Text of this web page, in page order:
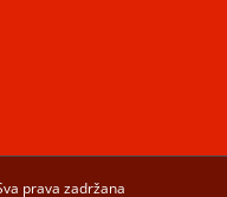
prava zadržana